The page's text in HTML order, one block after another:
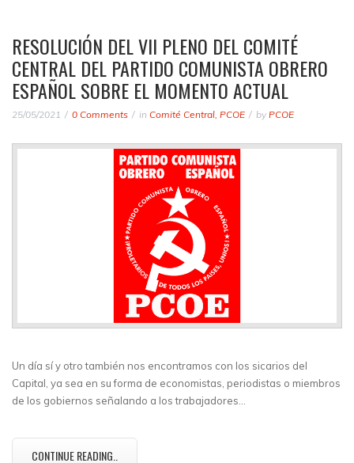
RESOLUCIÓN DEL VII PLENO DEL COMITÉ
CENTRAL DEL PARTIDO COMUNISTA OBRERO
ESPAÑOL SOBRE EL MOMENTO ACTUAL
25/05/2021 0 Comments in Comité Central PCOE by PCOE
Un día sí y otro también nos encontramos con los sicarios del
Capital, ya sea en su forma de economistas, periodistas o miembros
de los gobiernos señalando a los trabajadores…
CONTINUE READING..